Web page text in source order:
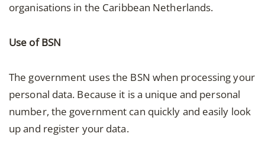
organisations in the Caribbean Netherlands.
Use of BSN
The government uses the BSN when processing your
personal data. Because it is a unique and personal
number, the government can quickly and easily look
up and register your data.